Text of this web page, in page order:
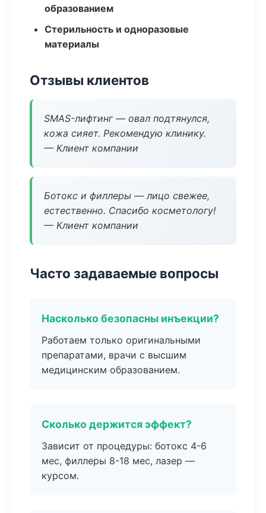
образованием
Стерильность и одноразовые
материалы
Отзывы клиентов
SMAS-лифтинг — овал подтянулся,
кожа сияет. Рекомендую клинику.
— Клиент компании
Ботокс и филлеры — лицо свежее,
естественно. Спасибо косметологу!
— Клиент компании
Часто задаваемые вопросы
Насколько безопасны инъекции?
Работаем только оригинальными
препаратами, врачи с высшим
медицинским образованием.
Сколько держится эффект?
Зависит от процедуры: ботокс 4-6
мес, филлеры 8-18 мес, лазер —
курсом.